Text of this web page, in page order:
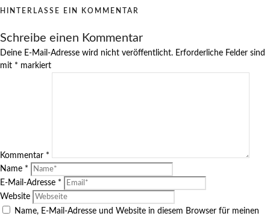
HINTERLASSE EIN KOMMENTAR
Schreibe einen Kommentar
Deine E-Mail-Adresse wird nicht veröffentlicht. Erforderliche Felder sind
mit * markiert
Kommentar *
Name *
E-Mail-Adresse *
Website
Name, E-Mail-Adresse und Website in diesem Browser für meinen